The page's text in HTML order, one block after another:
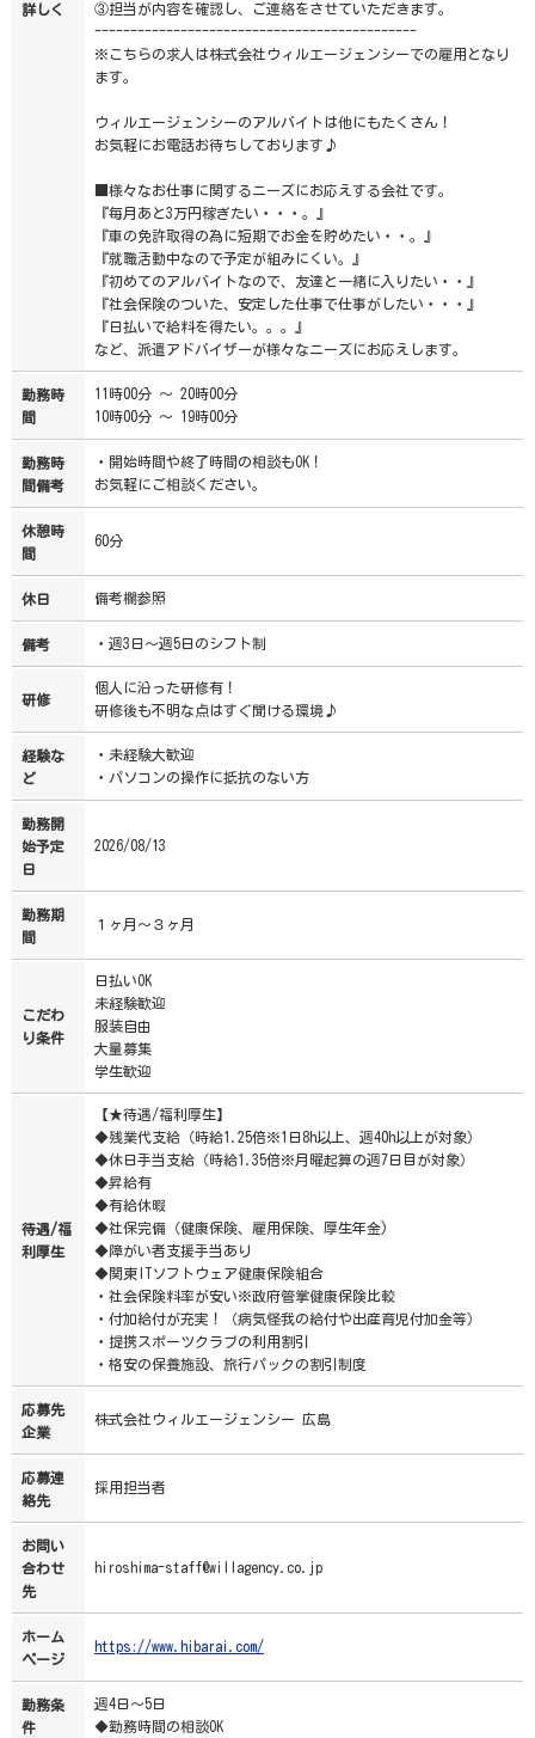
詳しく
③担当が内容を確認し、ご連絡をさせていただきます。
---------------------------------------------
※こちらの求人は株式会社ウィルエージェンシーでの雇用となり
ます。
ウィルエージェンシーのアルバイトは他にもたくさん！
お気軽にお電話お待ちしております♪
■様々なお仕事に関するニーズにお応えする会社です。
『毎月あと3万円稼ぎたい・・・。』
『車の免許取得の為に短期でお金を貯めたい・・。』
『就職活動中なので予定が組みにくい。』
『初めてのアルバイトなので、友達と一緒に入りたい・・』
『社会保険のついた、安定した仕事で仕事がしたい・・・』
『日払いで給料を得たい。。。』
など、派遣アドバイザーが様々なニーズにお応えします。
勤務時
間
11時00分 ～ 20時00分
10時00分 ～ 19時00分
勤務時
間備考
・開始時間や終了時間の相談もOK！
お気軽にご相談ください。
休憩時
間
60分
休日 備考欄参照
備考 ・週3日～週5日のシフト制
研修
個人に沿った研修有！
研修後も不明な点はすぐ聞ける環境♪
経験な
ど
・未経験大歓迎
・パソコンの操作に抵抗のない方
勤務開
始予定
日
2026/08/13
勤務期
間
１ヶ月～３ヶ月
こだわ
り条件
日払いOK
未経験歓迎
服装自由
大量募集
学生歓迎
待遇/福
利厚生
【★待遇/福利厚生】
◆残業代支給（時給1.25倍※1日8h以上、週40h以上が対象）
◆休日手当支給（時給1.35倍※月曜起算の週7日目が対象）
◆昇給有
◆有給休暇
◆社保完備（健康保険、雇用保険、厚生年金)
◆障がい者支援手当あり
◆関東ITソフトウェア健康保険組合
・社会保険料率が安い※政府管掌健康保険比較
・付加給付が充実！（病気怪我の給付や出産育児付加金等）
・提携スポーツクラブの利用割引
・格安の保養施設、旅行パックの割引制度
応募先
企業
株式会社ウィルエージェンシー 広島
応募連
絡先
採用担当者
お問い
合わせ
先
hiroshima-staff@willagency.co.jp
ホーム
ページ
https://www.hibarai.com/
勤務条
件
週4日～5日
◆勤務時間の相談OK